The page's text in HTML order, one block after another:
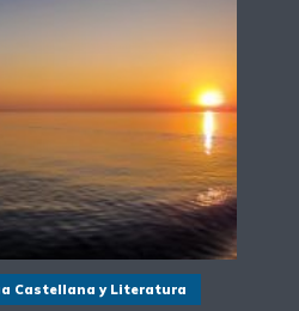
Castellana y Literatura